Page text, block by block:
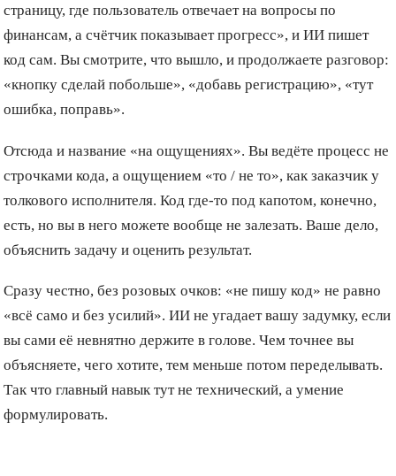
страницу, где пользователь отвечает на вопросы по
финансам, а счётчик показывает прогресс», и ИИ пишет
код сам. Вы смотрите, что вышло, и продолжаете разговор:
«кнопку сделай побольше», «добавь регистрацию», «тут
ошибка, поправь».
Отсюда и название «на ощущениях». Вы ведёте процесс не
строчками кода, а ощущением «то / не то», как заказчик у
толкового исполнителя. Код где-то под капотом, конечно,
есть, но вы в него можете вообще не залезать. Ваше дело,
объяснить задачу и оценить результат.
Сразу честно, без розовых очков: «не пишу код» не равно
«всё само и без усилий». ИИ не угадает вашу задумку, если
вы сами её невнятно держите в голове. Чем точнее вы
объясняете, чего хотите, тем меньше потом переделывать.
Так что главный навык тут не технический, а умение
формулировать.